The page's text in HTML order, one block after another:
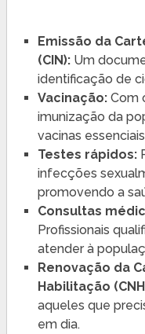
Emissão da
(CIN):Um
identificação de
Vacinação:Com
imunização da
vacinas
Testes rápidos:
infecções
promovendo a
Consultas
Profissionais
atender à
Renovação da
Habilitação
aqueles que
em dia.